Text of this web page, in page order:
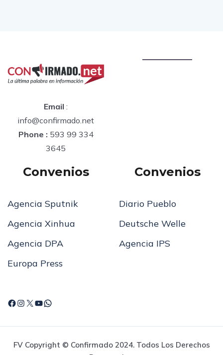
Email :
info@confirmado.net
Phone : 593 99 334
3645
Convenios
Agencia Sputnik
Agencia Xinhua
Agencia DPA
Europa Press
Convenios
Diario Pueblo
Deutsche Welle
Agencia IPS
FV Copyright © Confirmado 2024. Todos Los Derechos